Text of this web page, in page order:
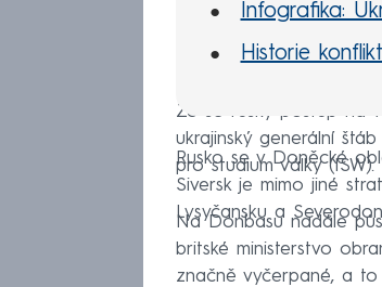
Infografika:
Historie
Že se ruský postup na
ukrajinský generální
pro studium války (ISW).
Rusko se v Doněcké
Siversk je mimo jiné
Lysyčansku a
Na Donbasu nadále
britské ministerstvo
značně vyčerpané, a